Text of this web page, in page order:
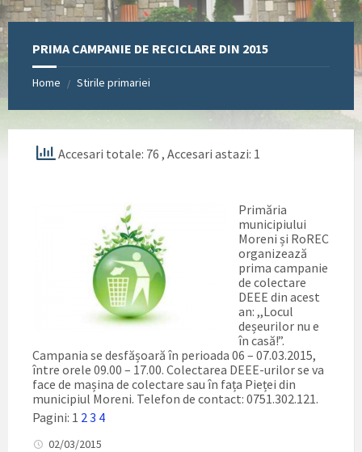
PRIMA CAMPANIE DE RECICLARE DIN 2015
Home / Stirile primariei
Accesari totale: 76 , Accesari astazi: 1
Primăria
municipiului
Moreni și RoREC
organizează
prima campanie
de colectare
DEEE din acest
an: ,,Locul
deșeurilor nu e
în casă!”.
Campania se desfășoară în perioada 06 – 07.03.2015,
între orele 09.00 – 17.00. Colectarea DEEE-urilor se va
face de mașina de colectare sau în fața Pieței din
municipiul Moreni. Telefon de contact: 0751.302.121.
Pagini: 1 2 3 4
02/03/2015